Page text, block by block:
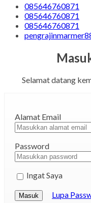
085646760871
085646760871
085646760871
Selamat datang
Alamat Email
Password
Ingat Saya
Masuk Lupa